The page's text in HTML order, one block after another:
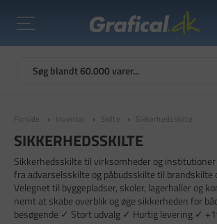
Forside Inventar Skilte Sikkerhedsskilte
SIKKERHEDSSKILTE
Sikkerhedsskilte til virksomheder og
fra advarselsskilte og påbudsskilte til brandskilte
Velegnet til byggepladser, skoler, lagerhaller og
nemt at skabe overblik og øge sikkerheden for
besøgende ✓ Stort udvalg ✓ Hurtig levering ✓